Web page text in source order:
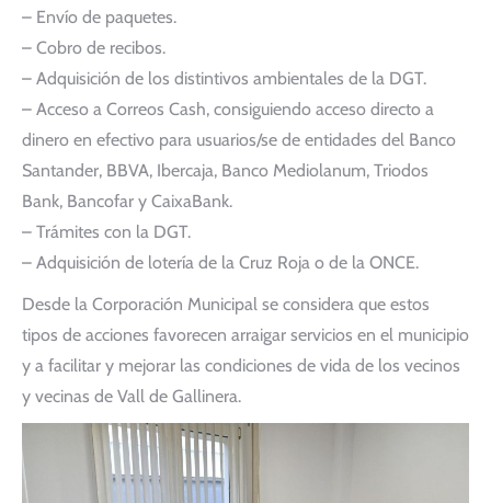
– Envío de paquetes.
– Cobro de recibos.
– Adquisición de los distintivos ambientales de la DGT.
– Acceso a Correos Cash, consiguiendo acceso directo a
dinero en efectivo para usuarios/se de entidades del Banco
Santander, BBVA, Ibercaja, Banco Mediolanum, Triodos
Bank, Bancofar y CaixaBank.
– Trámites con la DGT.
– Adquisición de lotería de la Cruz Roja o de la ONCE.
Desde la Corporación Municipal se considera que estos
tipos de acciones favorecen arraigar servicios en el municipio
y a facilitar y mejorar las condiciones de vida de los vecinos
y vecinas de Vall de Gallinera.